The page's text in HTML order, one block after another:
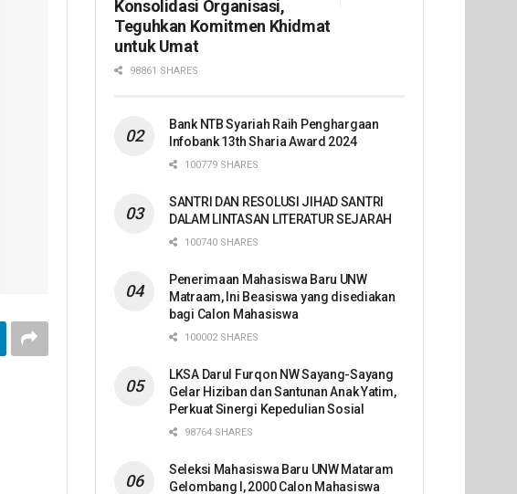
Konsolidasi Organisasi,
Teguhkan Komitmen Khidmat
untuk Umat
98861 SHARES
Bank NTB Syariah Raih Penghargaan
Infobank 13th Sharia Award 2024
100779 SHARES
SANTRI DAN RESOLUSI JIHAD SANTRI
DALAM LINTASAN LITERATUR SEJARAH
100740 SHARES
Penerimaan Mahasiswa Baru UNW
Matraam, Ini Beasiswa yang disediakan
bagi Calon Mahasiswa
100002 SHARES
LKSA Darul Furqon NW Sayang-Sayang
Gelar Hiziban dan Santunan Anak Yatim,
Perkuat Sinergi Kepedulian Sosial
98764 SHARES
Seleksi Mahasiswa Baru UNW Mataram
Gelombang I, 2000 Calon Mahasiswa